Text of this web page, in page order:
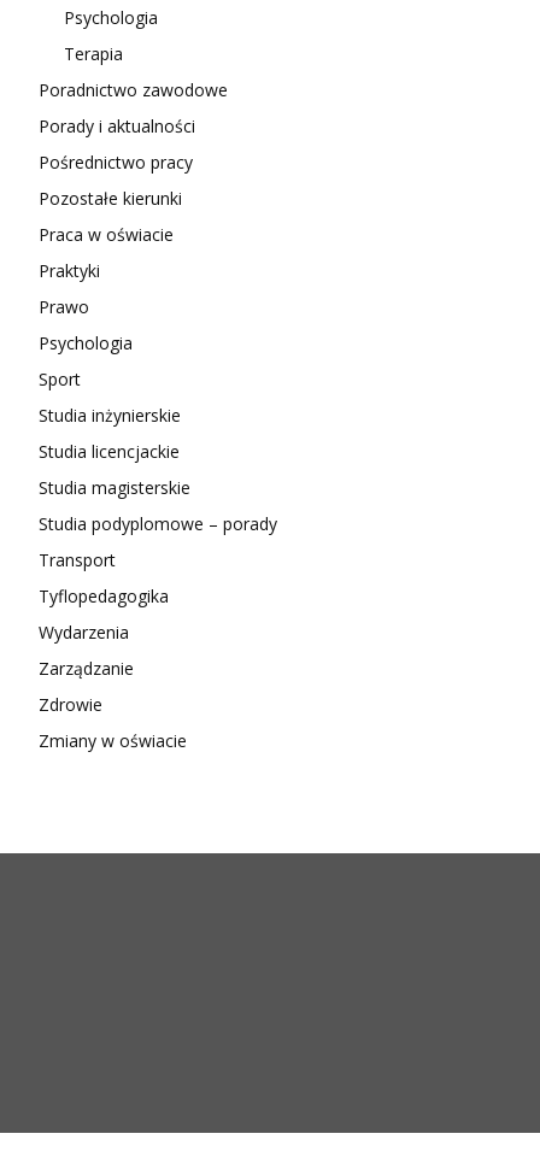
Psychologia
Terapia
Poradnictwo zawodowe
Porady i aktualności
Pośrednictwo pracy
Pozostałe kierunki
Praca w oświacie
Praktyki
Prawo
Psychologia
Sport
Studia inżynierskie
Studia licencjackie
Studia magisterskie
Studia podyplomowe – porady
Transport
Tyflopedagogika
Wydarzenia
Zarządzanie
Zdrowie
Zmiany w oświacie